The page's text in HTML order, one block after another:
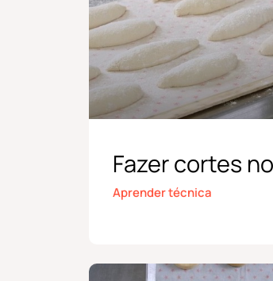
Fazer cortes
Aprender técnica